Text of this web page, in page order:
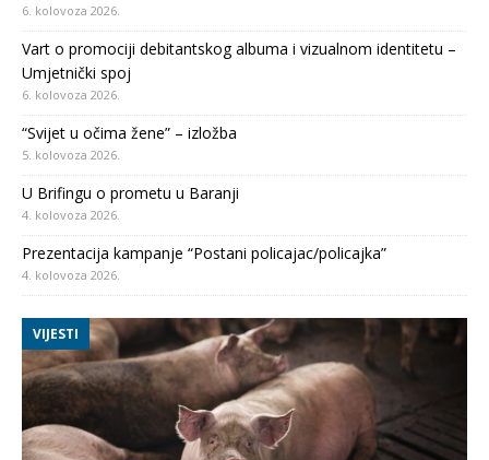
6. kolovoza 2026.
Vart o promociji debitantskog albuma i vizualnom identitetu –
Umjetnički spoj
6. kolovoza 2026.
“Svijet u očima žene” – izložba
5. kolovoza 2026.
U Brifingu o prometu u Baranji
4. kolovoza 2026.
Prezentacija kampanje “Postani policajac/policajka”
4. kolovoza 2026.
VIJESTI